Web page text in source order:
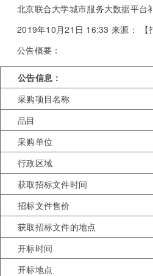
北京联合大学城市服务大数据平台
2019年10月21日 16:33 来源： 【
公告概要：
公告信息：
采购项目名称
品目
采购单位
行政区域
获取招标文件时间
招标文件售价
获取招标文件的地点
开标时间
开标地点